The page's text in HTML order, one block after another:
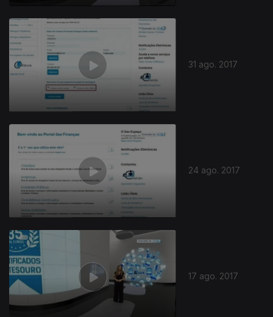
31 ago. 2017
24 ago. 2017
17 ago. 2017